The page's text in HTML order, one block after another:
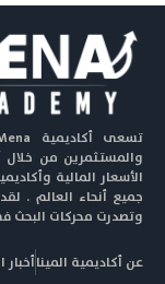
والمستثمرين من خلال
الأسعار المالية
وتصدرت محركات البحث
عن أكاديمية الميناأخبار